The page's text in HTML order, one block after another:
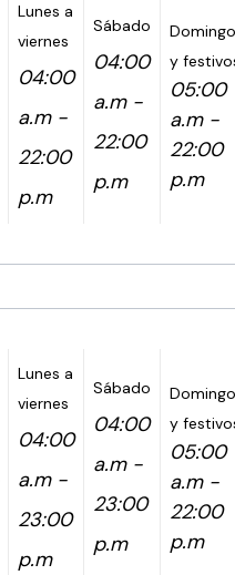
Lunes a
viernes
04:00
a.m -
22:00
p.m
Sábado
04:00
a.m -
22:00
p.m
y
05:00
a.m -
22:00
p.m
Lunes a
viernes
04:00
a.m -
23:00
p.m
Sábado
04:00
a.m -
23:00
p.m
y
05:00
a.m -
22:00
p.m